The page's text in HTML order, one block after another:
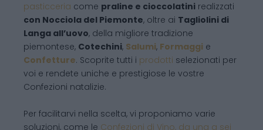
pasticceria come praline e cioccolatini realizzati
con Nocciola del Piemonte, oltre ai Tagliolini di
Langa all’uovo, della migliore tradizione
piemontese, Cotechini, Salumi, Formaggi e
Confetture. Scoprite tutti i prodotti selezionati per
voi e rendete uniche e prestigiose le vostre
Confezioni natalizie.
Per facilitarvi nella scelta, vi proponiamo varie
soluzioni, come le Confezioni di Vino, da una a sei